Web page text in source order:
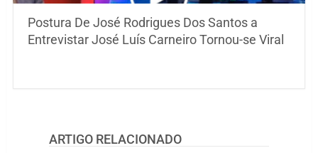
Postura De José Rodrigues Dos Santos a
Entrevistar José Luís Carneiro Tornou-se Viral
ARTIGO RELACIONADO